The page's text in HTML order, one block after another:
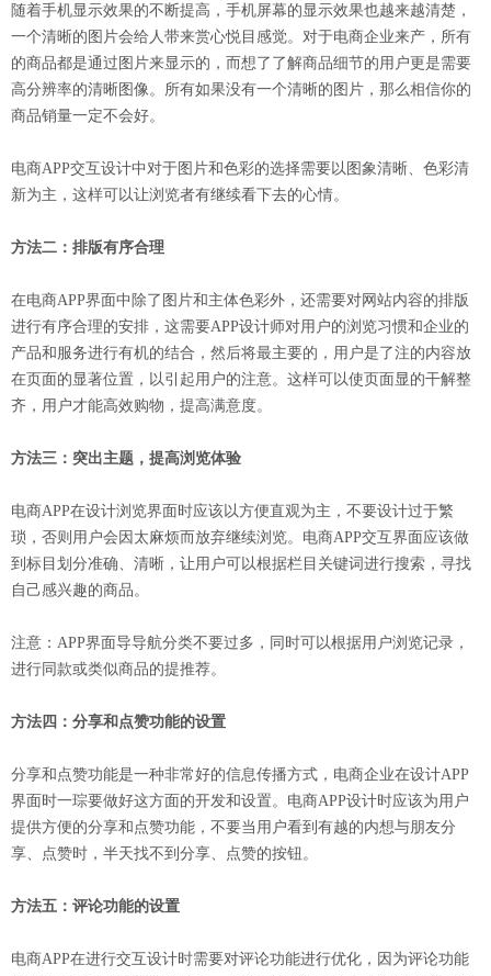
随着手机显示效果的不断提高，手机屏幕的显示效果也越来越清楚，
一个清晰的图片会给人带来赏心悦目感觉。对于电商企业来产，所有
的商品都是通过图片来显示的，而想了了解商品细节的用户更是需要
高分辨率的清晰图像。所有如果没有一个清晰的图片，那么相信你的
商品销量一定不会好。
电商APP交互设计中对于图片和色彩的选择需要以图象清晰、色彩清
新为主，这样可以让浏览者有继续看下去的心情。
方法二：排版有序合理
在电商APP界面中除了图片和主体色彩外，还需要对网站内容的排版
进行有序合理的安排，这需要APP设计师对用户的浏览习惯和企业的
产品和服务进行有机的结合，然后将最主要的，用户是了注的内容放
在页面的显著位置，以引起用户的注意。这样可以使页面显的干解整
齐，用户才能高效购物，提高满意度。
方法三：突出主题，提高浏览体验
电商APP在设计浏览界面时应该以方便直观为主，不要设计过于繁
琐，否则用户会因太麻烦而放弃继续浏览。电商APP交互界面应该做
到标目划分准确、清晰，让用户可以根据栏目关键词进行搜索，寻找
自己感兴趣的商品。
注意：APP界面导导航分类不要过多，同时可以根据用户浏览记录，
进行同款或类似商品的提推荐。
方法四：分享和点赞功能的设置
分享和点赞功能是一种非常好的信息传播方式，电商企业在设计APP
界面时一琮要做好这方面的开发和设置。电商APP设计时应该为用户
提供方便的分享和点赞功能，不要当用户看到有越的内想与朋友分
享、点赞时，半天找不到分享、点赞的按钮。
方法五：评论功能的设置
电商APP在进行交互设计时需要对评论功能进行优化，因为评论功能